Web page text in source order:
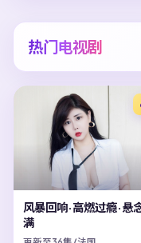
热门电视剧
风暴回响·高燃过瘾·悬
满